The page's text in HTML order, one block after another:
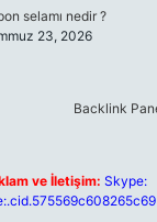
selamı nedir ?
23, 2026
ve İletişim: Skype: